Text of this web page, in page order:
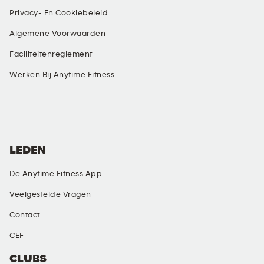
Privacy- En Cookiebeleid
Algemene Voorwaarden
Faciliteitenreglement
Werken Bij Anytime Fitness
CLUBS
LEDEN
De Anytime Fitness App
Veelgestelde Vragen
Contact
CEF